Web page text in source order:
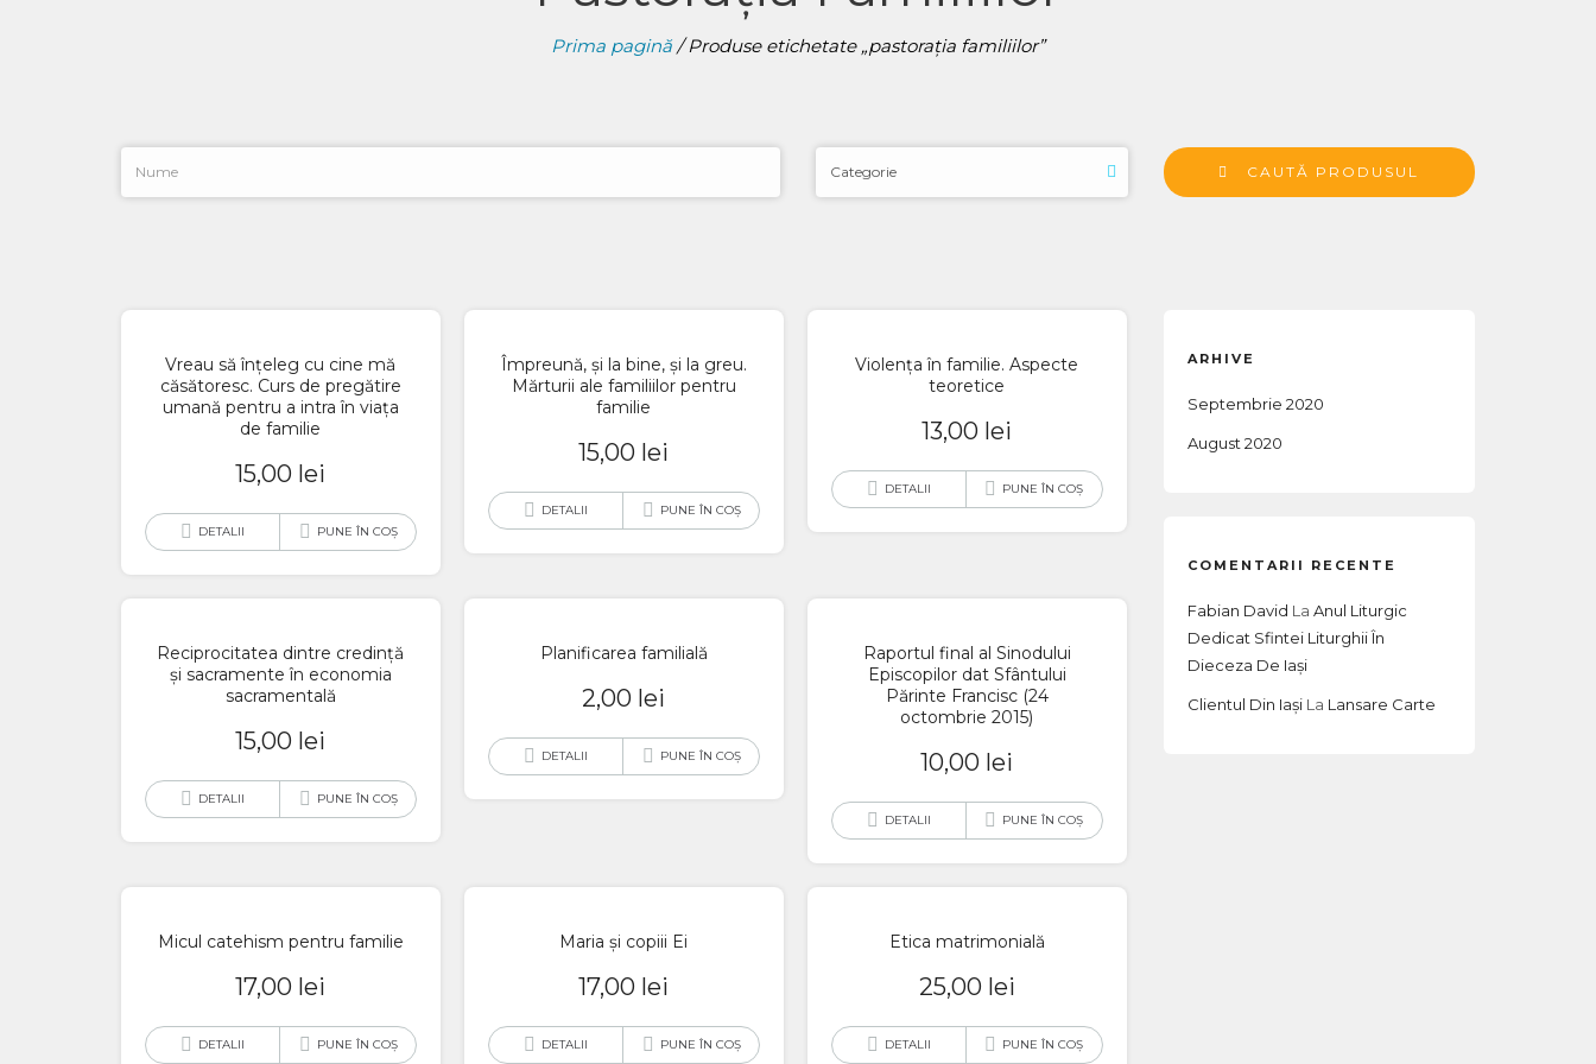
Prima pagină / Produse etichetate „pastorația familiilor”
CAUTĂ PRODUSUL
Vreau să înțeleg cu cine mă
căsătoresc. Curs de pregătire
umană pentru a intra în viața
de familie
15,00 lei
DETALII PUNE ÎN COȘ
Împreună, și la bine, și la greu.
Mărturii ale familiilor pentru
familie
15,00 lei
DETALII PUNE ÎN COȘ
Violența în familie. Aspecte
teoretice
13,00 lei
DETALII PUNE ÎN COȘ
Reciprocitatea dintre credință
și sacramente în economia
sacramentală
15,00 lei
DETALII PUNE ÎN COȘ
Planificarea familială
2,00 lei
DETALII PUNE ÎN COȘ
Raportul final al Sinodului
Episcopilor dat Sfântului
Părinte Francisc (24
octombrie 2015)
10,00 lei
DETALII PUNE ÎN COȘ
Micul catehism pentru familie
17,00 lei
DETALII PUNE ÎN COȘ
Maria și copiii Ei
17,00 lei
DETALII PUNE ÎN COȘ
Etica matrimonială
25,00 lei
DETALII PUNE ÎN COȘ
ARHIVE
Septembrie 2020
August 2020
COMENTARII RECENTE
Fabian David La Anul Liturgic
Dedicat Sfintei Liturghii În
Dieceza De Iași
Clientul Din IașiLa Lansare Carte